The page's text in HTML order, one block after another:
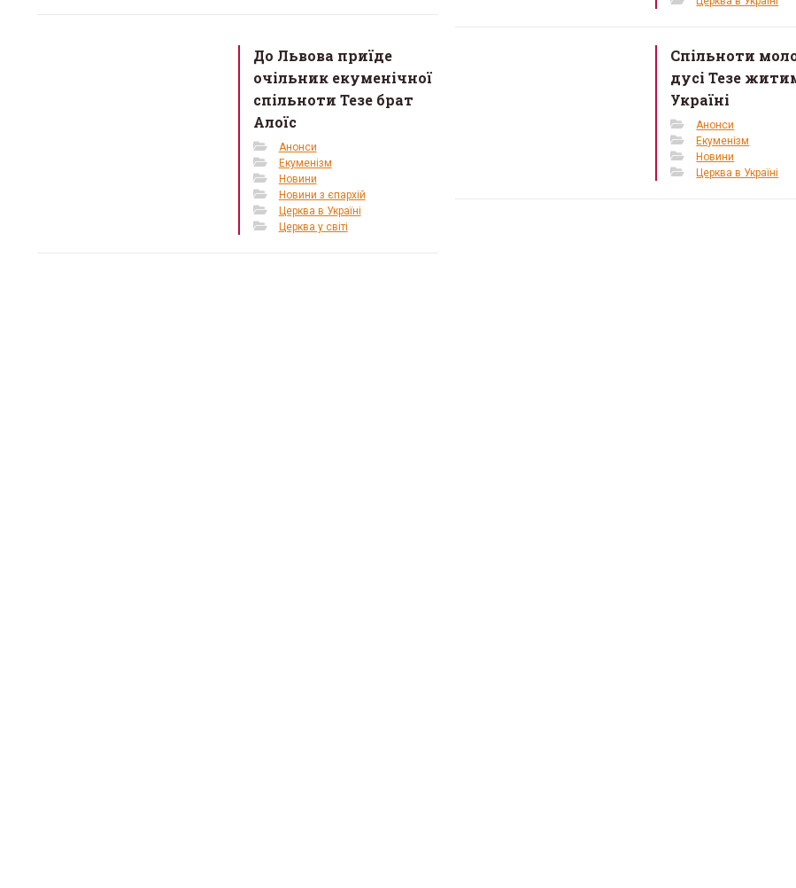
До Львова приїде
очільник екуменічної
спільноти Тезе брат
Алоїс
Анонси
Екуменізм
Новини
Новини з єпархій
Церква в Україні
Церква у світі
Спільноти
дусі Тезе
Україні
Анонси
Екуменізм
Новини
Церква в Україні